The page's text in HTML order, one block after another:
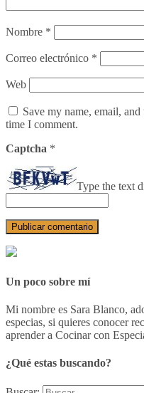
Nombre *
Correo electrónico *
Web
Save my name, email,
time I comment.
Captcha *
Type the text
Un poco sobre mí
Mi nombre es Sara Blanco,
especias, si quieres conocer
aprender a Cocinar con
¿Qué estas buscando?